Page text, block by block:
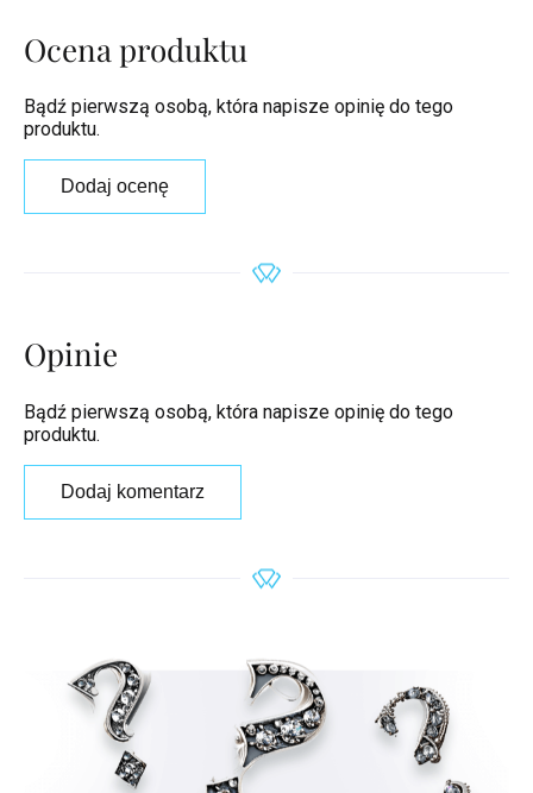
Ocena produktu
Bądź pierwszą osobą, która napisze opinię do tego
produktu.
Dodaj ocenę
Opinie
Bądź pierwszą osobą, która napisze opinię do tego
produktu.
Dodaj komentarz